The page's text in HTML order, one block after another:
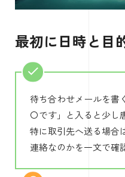
最初に日時と目
待ち合わせメールを書
〇です」と入ると少し
特に取引先へ送る場合
連絡なのかを一文で確